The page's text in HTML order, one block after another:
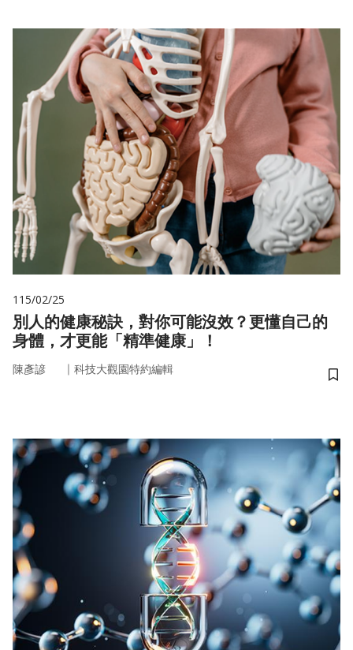
115/02/25
別人的健康秘訣，對你可能沒效？更懂自己的
身體，才更能「精準健康」！
陳彥諺 ｜ 科技大觀園特約編輯
儲